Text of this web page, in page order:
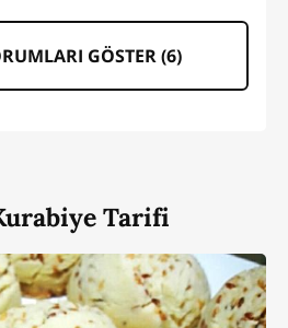
GÖSTER (6)
Tarifi